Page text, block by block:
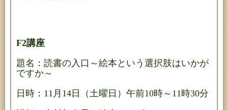
F2講座
題名：読書の入口～絵本という選択肢はいかが
ですか～
日時：11月14日（土曜日）午前10時～11時30分